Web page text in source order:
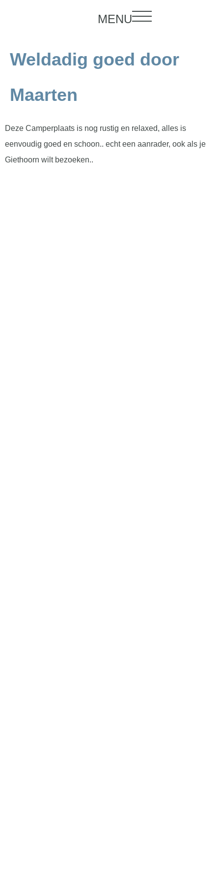
MENU
Weldadig goed door
Maarten
Deze Camperplaats is nog rustig en relaxed, alles is
eenvoudig goed en schoon.. echt een aanrader, ook als je
Giethoorn wilt bezoeken..